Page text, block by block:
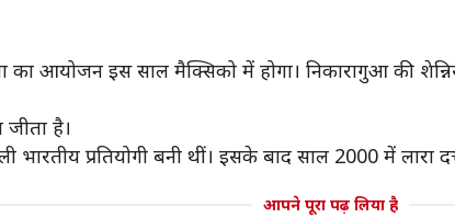
का आयोजन इस साल मैक्सिको में होगा। निकारागुआ की
है।
भारतीय प्रतियोगी बनी थीं। इसके बाद साल 2000 में
आपने पूरा पढ़ लिया है